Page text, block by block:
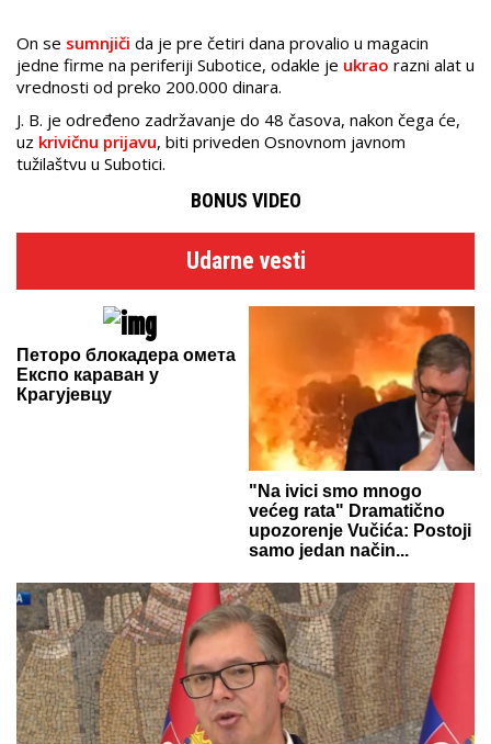
On se sumnjiči da je pre četiri dana provalio u magacin
jedne firme na periferiji Subotice, odakle je ukrao razni alat u
vrednosti od preko 200.000 dinara.
J. B. je određeno zadržavanje do 48 časova, nakon čega će,
uz krivičnu prijavu, biti priveden Osnovnom javnom
tužilaštvu u Subotici.
BONUS VIDEO
Udarne vesti
Петоро блокадера омета
Експо караван у
Крагујевцу
"Na ivici smo mnogo
većeg rata" Dramatično
upozorenje Vučića: Postoji
samo jedan način...